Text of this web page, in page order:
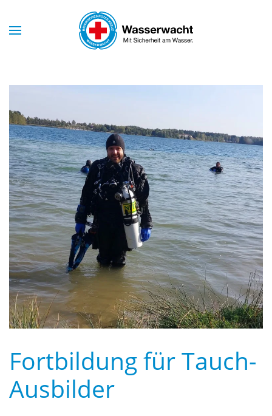
Skip to main content
Fortbildung für Tauch-
Ausbilder